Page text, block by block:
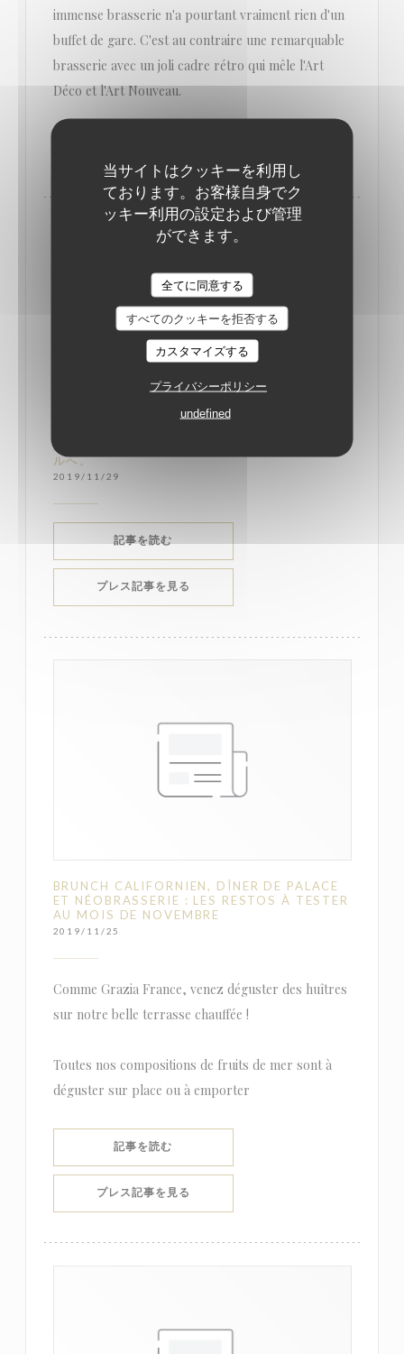
当サイトはクッキーを利用し
ております。お客様自身でク
ッキー利用の設定および管理
ができます。
全てに同意する
すべてのクッキーを拒否する
カスタマイズする
プライバシーポリシー
undefined
immense brasserie n'a pourtant vraiment rien d'un
buffet de gare. C'est au contraire une remarquable
brasserie avec un joli cadre rétro qui mêle l'Art
Déco et l'Art Nouveau.
北駅前、アールデコが魅力のテルミニュス・ノー
ルへ。
2019/11/29
記事を読む
プレス記事を見る
BRUNCH CALIFORNIEN, DÎNER DE PALACE
ET NÉOBRASSERIE : LES RESTOS À TESTER
AU MOIS DE NOVEMBRE
2019/11/25
Comme Grazia France, venez déguster des huîtres
sur notre belle terrasse chauffée !
Toutes nos compositions de fruits de mer sont à
déguster sur place ou à emporter
記事を読む
プレス記事を見る